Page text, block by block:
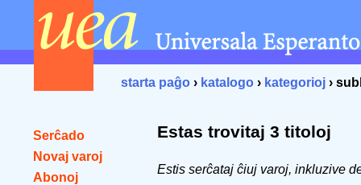
starta paĝo › katalogo › kategorioj ›
Serĉado
Novaj varoj
Abonoj
Estas trovitaj 3 titoloj
Estis serĉataj ĉiuj varoj, inkluzive